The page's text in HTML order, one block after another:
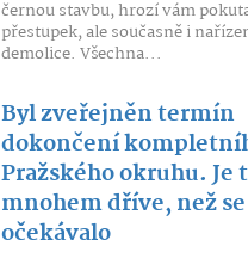
černou stavbu, hrozí vám
přestupek, ale současně i
demolice. Všechna...
Byl zveřejněn termín
dokončení
Pražského okruhu. Je
mnohem dříve, než se
očekávalo